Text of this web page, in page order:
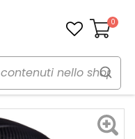
Carrello
0
Caschi